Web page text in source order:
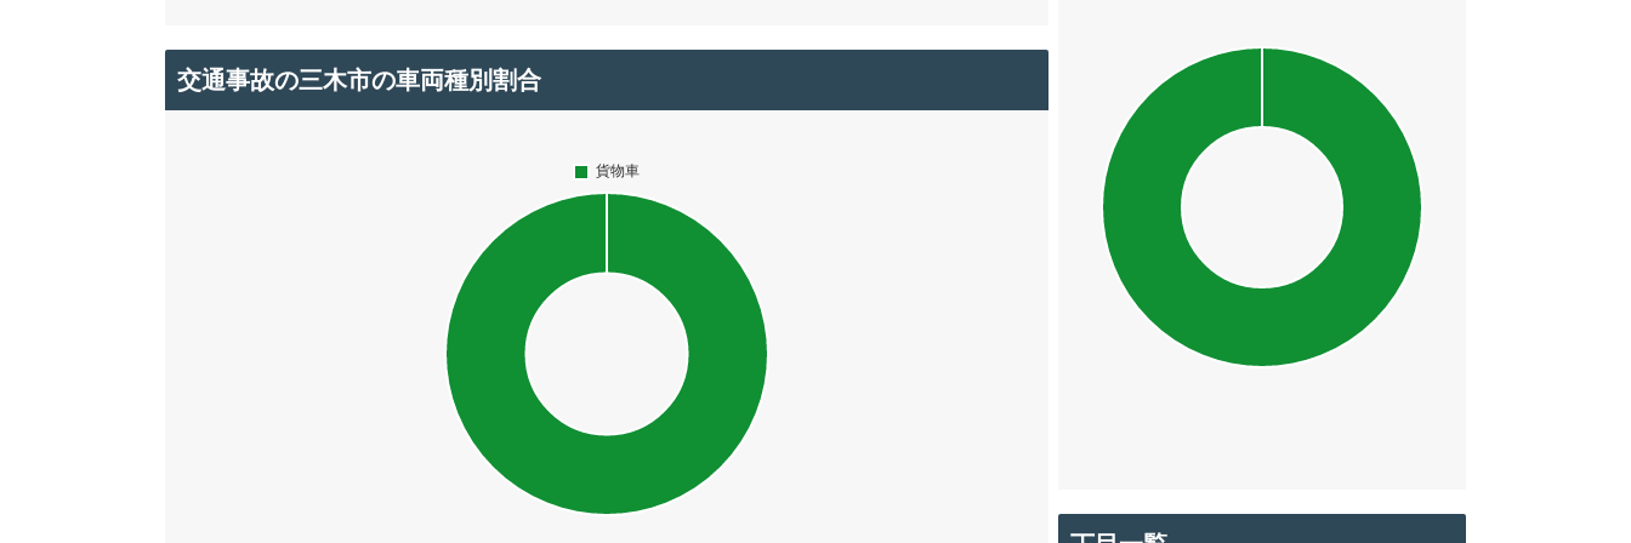
交通事故の三木市の車両種別割合